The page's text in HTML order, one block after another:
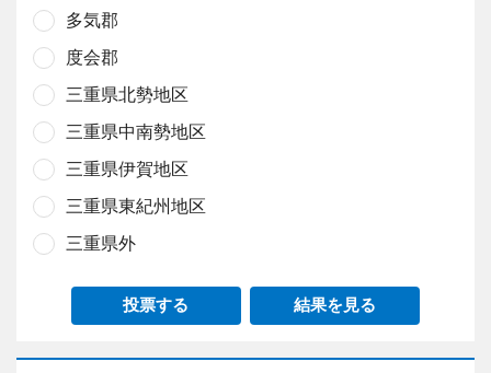
多気郡
度会郡
三重県北勢地区
三重県中南勢地区
三重県伊賀地区
三重県東紀州地区
三重県外
投票する 結果を見る